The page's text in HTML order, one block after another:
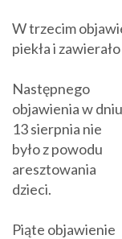
W trzecim
piekła i
Następnego
objawienia w dniu
13 sierpnia nie
było z powodu
aresztowania
dzieci.
Piąte objawienie